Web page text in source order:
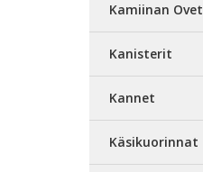
Kamiinan Ovet
Kanisterit
Kannet
Käsikuorinnat